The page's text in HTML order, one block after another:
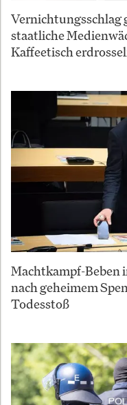
Vernichtungsschlag
staatliche
Kaffeetisch
Machtkampf-Beben
nach geheimem
Todesstoß